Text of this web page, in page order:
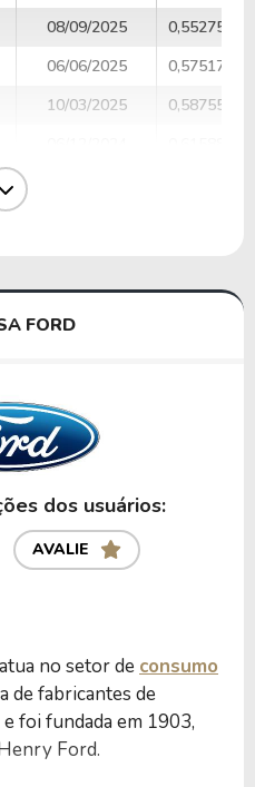
08/09/2025
0,55275967
06/06/2025
0,57517301
10/03/2025
0,58755134
FORD
dos usuários:
AVALIE
atua no setor de consumo
de fabricantes de
foi fundada em 1903,
Ford.